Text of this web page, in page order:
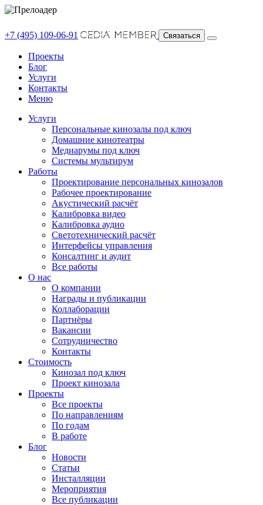
+7 (495) 109-06-91 Связаться
Проекты
Блог
Услуги
Контакты
Меню
Услуги
Персональные кинозалы под ключ
Домашние кинотеатры
Медиарумы под ключ
Системы мультирум
Работы
Проектирование персональных кинозалов
Рабочее проектирование
Акустический расчёт
Калибровка видео
Калибровка аудио
Светотехнический расчёт
Интерфейсы управления
Консалтинг и аудит
Все работы
О нас
О компании
Награды и публикации
Коллаборации
Партнёры
Вакансии
Сотрудничество
Контакты
Стоимость
Кинозал под ключ
Проект кинозала
Проекты
Все проекты
По направлениям
По годам
В работе
Блог
Новости
Статьи
Инсталляции
Мероприятия
Все публикации